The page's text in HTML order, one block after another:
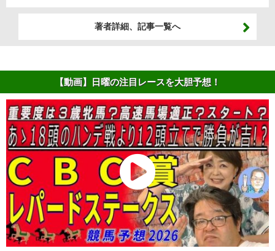
著者詳細、記事一覧へ
【動画】日曜の注目レースを大胆予想！